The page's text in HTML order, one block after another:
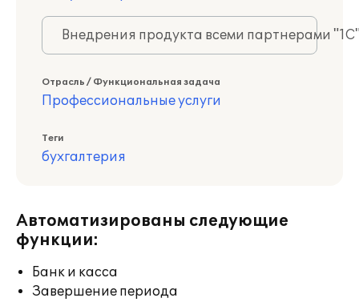
Внедрения продукта всеми партнерами
Отрасль / Функциональная задача
Профессиональные услуги
Теги
бухгалтерия
Автоматизированы следующие
функции:
Банк и касса
Завершение периода